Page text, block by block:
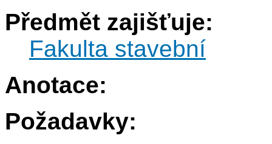
Předmět zajišťuje:
Fakulta stavební
Anotace:
Požadavky: